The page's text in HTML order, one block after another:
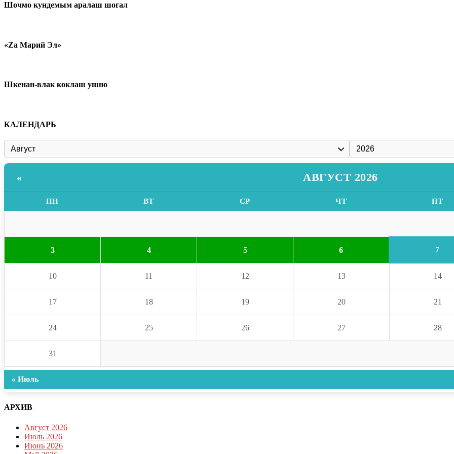
Шочмо кундемым аралаш шогал
«Zа Марий Эл»
Шкенан-влак коклаш ушно
КАЛЕНДАРЬ
« АВГУСТ 2026
ПН ВТ СР ЧТ ПТ
3 4 5 6 7
10 11 12 13 14
17 18 19 20 21
24 25 26 27 28
31
« Июль
АРХИВ
Август 2026
Июль 2026
Июнь 2026